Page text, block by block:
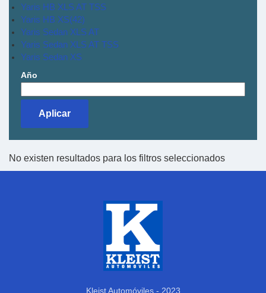
Yaris HB XLS AT TSS
Yaris HB XS(42)
Yaris Sedan XLS AT
Yaris Sedan XLS AT TSS
Yaris Sedan XS
Año
No existen resultados para los filtros seleccionados
Kleist Automóviles - 2023